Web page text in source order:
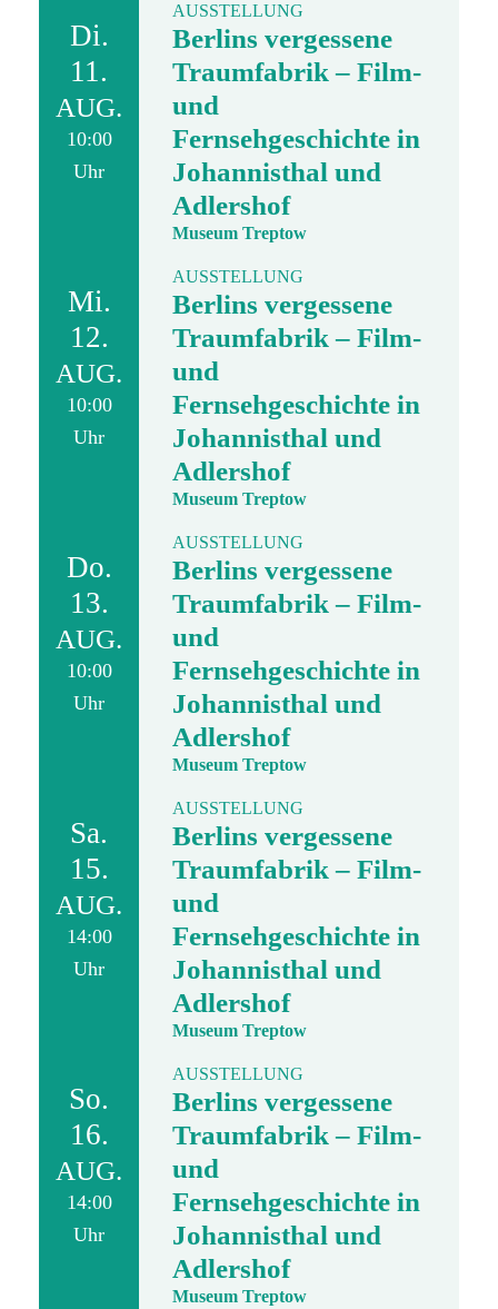
Di.
11.
AUG.
10:00
Uhr
AUSSTELLUNG
Berlins vergessene
Traumfabrik – Film-
und
Fernsehgeschichte in
Johannisthal und
Adlershof
Museum Treptow
Mi.
12.
AUG.
10:00
Uhr
AUSSTELLUNG
Berlins vergessene
Traumfabrik – Film-
und
Fernsehgeschichte in
Johannisthal und
Adlershof
Museum Treptow
Do.
13.
AUG.
10:00
Uhr
AUSSTELLUNG
Berlins vergessene
Traumfabrik – Film-
und
Fernsehgeschichte in
Johannisthal und
Adlershof
Museum Treptow
Sa.
15.
AUG.
14:00
Uhr
AUSSTELLUNG
Berlins vergessene
Traumfabrik – Film-
und
Fernsehgeschichte in
Johannisthal und
Adlershof
Museum Treptow
So.
16.
AUG.
14:00
Uhr
AUSSTELLUNG
Berlins vergessene
Traumfabrik – Film-
und
Fernsehgeschichte in
Johannisthal und
Adlershof
Museum Treptow